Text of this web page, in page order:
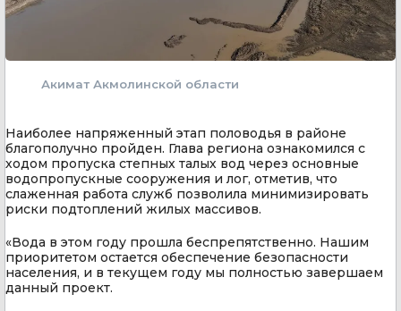
Акимат Акмолинской области
Наиболее напряженный этап половодья в районе
благополучно пройден. Глава региона ознакомился с
ходом пропуска степных талых вод через основные
водопропускные сооружения и лог, отметив, что
слаженная работа служб позволила минимизировать
риски подтоплений жилых массивов.
«Вода в этом году прошла беспрепятственно. Нашим
приоритетом остается обеспечение безопасности
населения, и в текущем году мы полностью завершаем
данный проект.